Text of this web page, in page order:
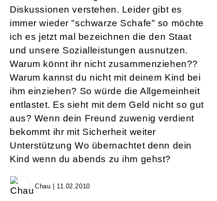
Diskussionen verstehen. Leider gibt es
immer wieder "schwarze Schafe" so möchte
ich es jetzt mal bezeichnen die den Staat
und unsere Sozialleistungen ausnutzen.
Warum könnt ihr nicht zusammenziehen??
Warum kannst du nicht mit deinem Kind bei
ihm einziehen? So würde die Allgemeinheit
entlastet. Es sieht mit dem Geld nicht so gut
aus? Wenn dein Freund zuwenig verdient
bekommt ihr mit Sicherheit weiter
Unterstützung Wo übernachtet denn dein
Kind wenn du abends zu ihm gehst?
Chau | 11.02.2010